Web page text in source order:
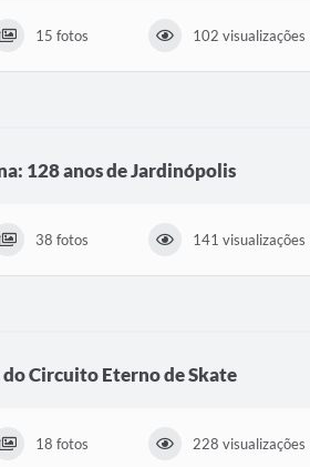
15 fotos 102 visualizações
128 anos de Jardinópolis
38 fotos 141 visualizações
do Circuito Eterno de Skate
18 fotos 228 visualizações